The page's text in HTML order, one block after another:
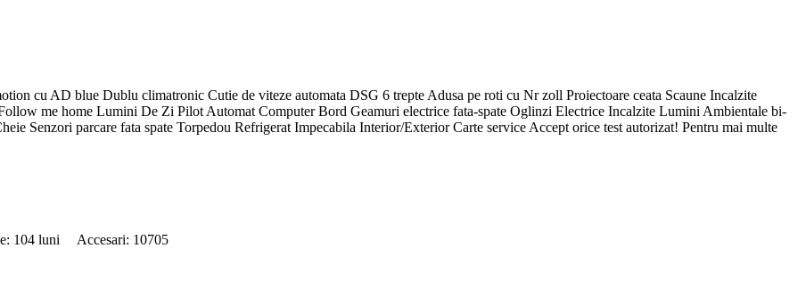
cu AD blue Dublu climatronic Cutie de viteze automata DSG 6 trepte Adusa pe roti cu Nr zoll Proiectoare ceata Scaune Incalzite
me home Lumini De Zi Pilot Automat Computer Bord Geamuri electrice fata-spate Oglinzi Electrice Incalzite Lumini Ambientale bi-
Senzori parcare fata spate Torpedou Refrigerat Impecabila Interior/Exterior Carte service Accept orice test autorizat! Pentru mai multe
104 luni Accesari: 10705